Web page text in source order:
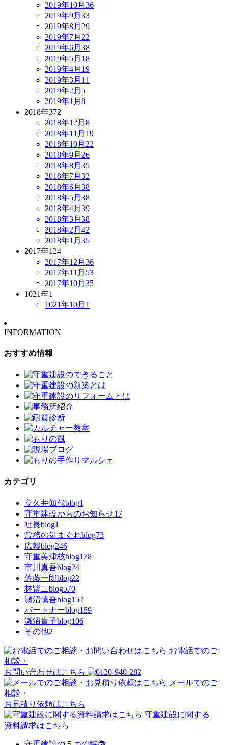
2019年10月 36
2019年9月 33
2019年8月 29
2019年7月 22
2019年6月 38
2019年5月 18
2019年4月 19
2019年3月 11
2019年2月 5
2019年1月 8
2018年372
2018年12月 8
2018年11月 19
2018年10月 22
2018年9月 26
2018年8月 35
2018年7月 32
2018年6月 38
2018年5月 38
2018年4月 39
2018年3月 38
2018年2月 42
2018年1月 35
2017年124
2017年12月 36
2017年11月 53
2017年10月 35
1021年1
1021年10月 1
INFORMATION
おすすめ情報
カテゴリ
立久井知代blog1
守重建設からのお知らせ17
社長blog1
常務の気まぐれblog73
広報blog246
守重美津枝blog178
市川真吾blog24
佐藤一郎blog22
林賢二blog570
瀬沼慎吾blog152
パートナーblog189
瀬沼貴子blog106
その他2
お電話でのご
相談・
お問い合わせはこちら
メールでのご
相談・
お見積り依頼はこちら
守重建設に関する
資料請求はこちら